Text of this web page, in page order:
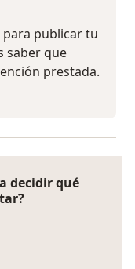
publicar tu
saber que
prestada.
decidir qué